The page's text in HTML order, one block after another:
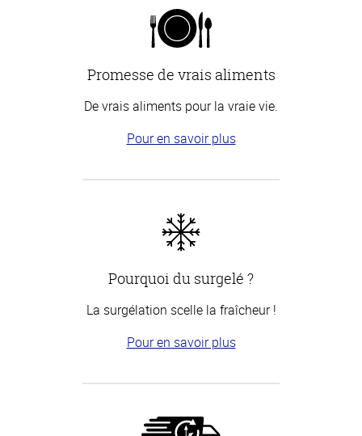
Promesse de vrais aliments
De vrais aliments pour la vraie vie.
Pour en savoir plus
Pourquoi du surgelé ?
La surgélation scelle la fraîcheur !
Pour en savoir plus